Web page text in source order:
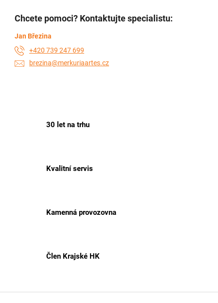
30 let na trhu
Kvalitní servis
Kamenná provozovna
Člen Krajské HK
Chcete pomoci? Kontaktujte specialistu:
Jan Březina
+420 739 247 699
brezina@merkuriaartes.cz